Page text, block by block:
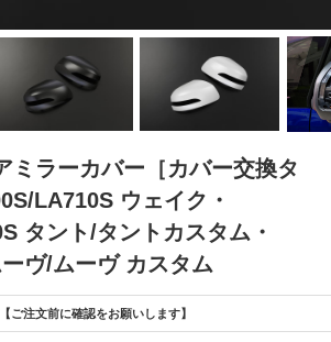
ミラーカバー［カバー交換タ
LA710S ウェイク・
タント/タントカスタム・
ヴ/ムーヴ カスタム
【ご注文前に確認をお願いします】